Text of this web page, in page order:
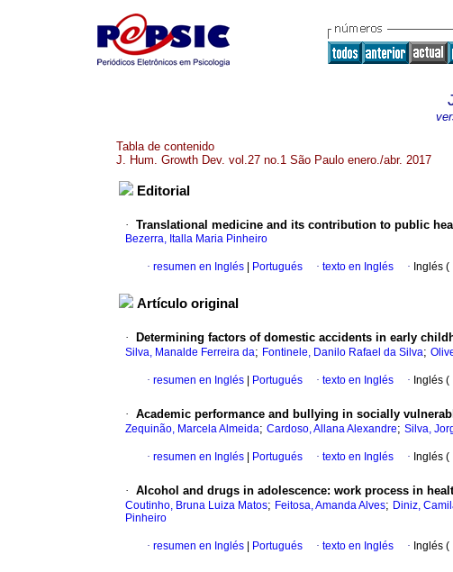
Tabla de contenido
J. Hum. Growth Dev. vol.27 no.1 São Paulo enero./abr. 2017
Editorial
· Translational medicine and its contribution to public
Bezerra, Italla Maria Pinheiro
· resumen en Inglés Portugués · texto en Inglés · Inglés (
Artículo original
· Determining factors of domestic accidents in early
Silva, Manalde Ferreira da; Fontinele, Danilo Rafael da Silva;
· resumen en Inglés Portugués · texto en Inglés · Inglés (
· Academic performance and bullying in socially
Zequinão, Marcela Almeida; Cardoso, Allana Alexandre; Silva,
· resumen en Inglés Portugués · texto en Inglés · Inglés (
· Alcohol and drugs in adolescence: work process in
Coutinho, Bruna Luiza Matos; Feitosa, Amanda Alves; Diniz,
Pinheiro
· resumen en Inglés Portugués · texto en Inglés · Inglés (